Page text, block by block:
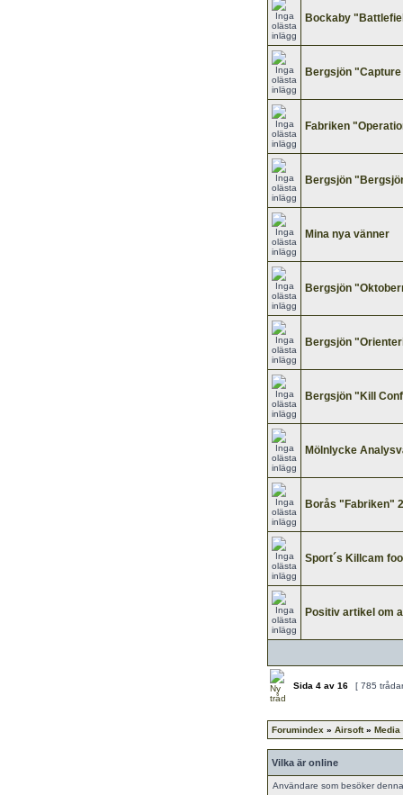
Bockaby
Bergsjön
Fabriken
Bergsjön
Mina nya vänner
Bergsjön
Bergsjön
Bergsjön "Kill
Mölnlycke
Borås "Fabriken"
Sport´s Killcam
Positiv artikel om
Sida 4 av 16 [ 785
Forumindex » Airsoft» Media
Vilka är online
Användare som besöker